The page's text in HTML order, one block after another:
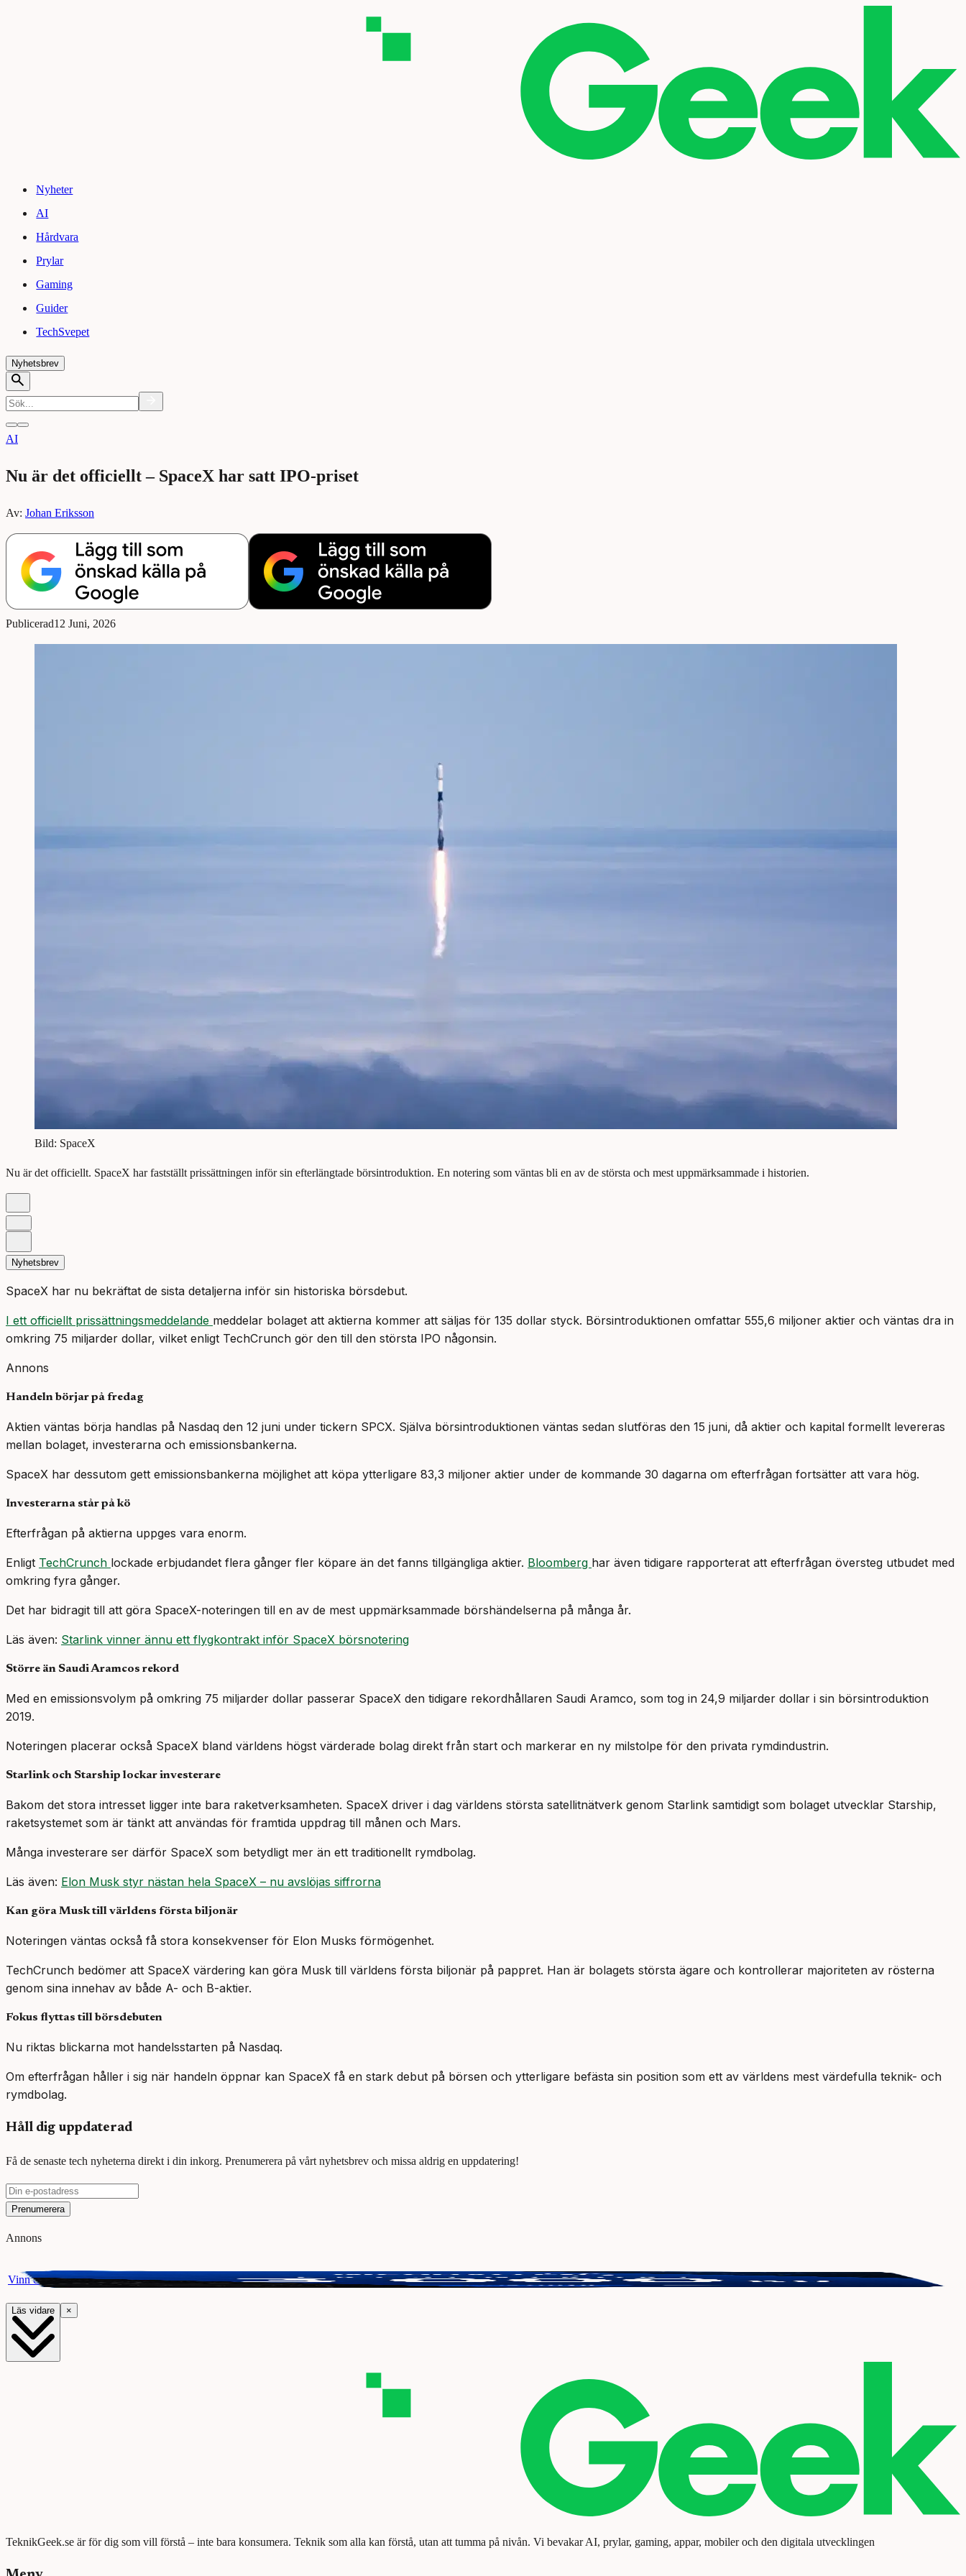
Nyheter
AI
Hårdvara
Prylar
Gaming
Guider
TechSvepet
Nyhetsbrev
AI
Nu är det officiellt – SpaceX har satt IPO-priset
Av: Johan Eriksson
Publicerad12 Juni, 2026
Bild: SpaceX
Nu är det officiellt. SpaceX har fastställt prissättningen inför sin efterlängtade börsintroduktion. En notering som väntas bli en av de största och mest uppmärksammade i historien.
Nyhetsbrev
SpaceX har nu bekräftat de sista detaljerna inför sin historiska börsdebut.
I ett officiellt prissättningsmeddelande meddelar bolaget att aktierna kommer att säljas för 135 dollar styck. Börsintroduktionen omfattar 555,6 miljoner aktier och väntas dra in
omkring 75 miljarder dollar, vilket enligt TechCrunch gör den till den största IPO någonsin.
Annons
Handeln börjar på fredag
Aktien väntas börja handlas på Nasdaq den 12 juni under tickern SPCX. Själva börsintroduktionen väntas sedan slutföras den 15 juni, då aktier och kapital formellt levereras
mellan bolaget, investerarna och emissionsbankerna.
SpaceX har dessutom gett emissionsbankerna möjlighet att köpa ytterligare 83,3 miljoner aktier under de kommande 30 dagarna om efterfrågan fortsätter att vara hög.
Investerarna står på kö
Efterfrågan på aktierna uppges vara enorm.
Enligt TechCrunch lockade erbjudandet flera gånger fler köpare än det fanns tillgängliga aktier. Bloomberg har även tidigare rapporterat att efterfrågan översteg utbudet med
omkring fyra gånger.
Det har bidragit till att göra SpaceX-noteringen till en av de mest uppmärksammade börshändelserna på många år.
Läs även: Starlink vinner ännu ett flygkontrakt inför SpaceX börsnotering
Större än Saudi Aramcos rekord
Med en emissionsvolym på omkring 75 miljarder dollar passerar SpaceX den tidigare rekordhållaren Saudi Aramco, som tog in 24,9 miljarder dollar i sin börsintroduktion
2019.
Noteringen placerar också SpaceX bland världens högst värderade bolag direkt från start och markerar en ny milstolpe för den privata rymdindustrin.
Starlink och Starship lockar investerare
Bakom det stora intresset ligger inte bara raketverksamheten. SpaceX driver i dag världens största satellitnätverk genom Starlink samtidigt som bolaget utvecklar Starship,
raketsystemet som är tänkt att användas för framtida uppdrag till månen och Mars.
Många investerare ser därför SpaceX som betydligt mer än ett traditionellt rymdbolag.
Läs även: Elon Musk styr nästan hela SpaceX – nu avslöjas siffrorna
Kan göra Musk till världens första biljonär
Noteringen väntas också få stora konsekvenser för Elon Musks förmögenhet.
TechCrunch bedömer att SpaceX värdering kan göra Musk till världens första biljonär på pappret. Han är bolagets största ägare och kontrollerar majoriteten av rösterna
genom sina innehav av både A- och B-aktier.
Fokus flyttas till börsdebuten
Nu riktas blickarna mot handelsstarten på Nasdaq.
Om efterfrågan håller i sig när handeln öppnar kan SpaceX få en stark debut på börsen och ytterligare befästa sin position som ett av världens mest värdefulla teknik- och
rymdbolag.
Håll dig uppdaterad
Få de senaste tech nyheterna direkt i din inkorg. Prenumerera på vårt nyhetsbrev och missa aldrig en uppdatering!
Prenumerera
Annons
Vinn ett presentkort på Webhallen. Delta i vår giveaway för chansen att vinna 3000 kr.
Läs vidare ×
TeknikGeek.se är för dig som vill förstå – inte bara konsumera. Teknik som alla kan förstå, utan att tumma på nivån. Vi bevakar AI, prylar, gaming, appar, mobiler och den digitala utvecklingen